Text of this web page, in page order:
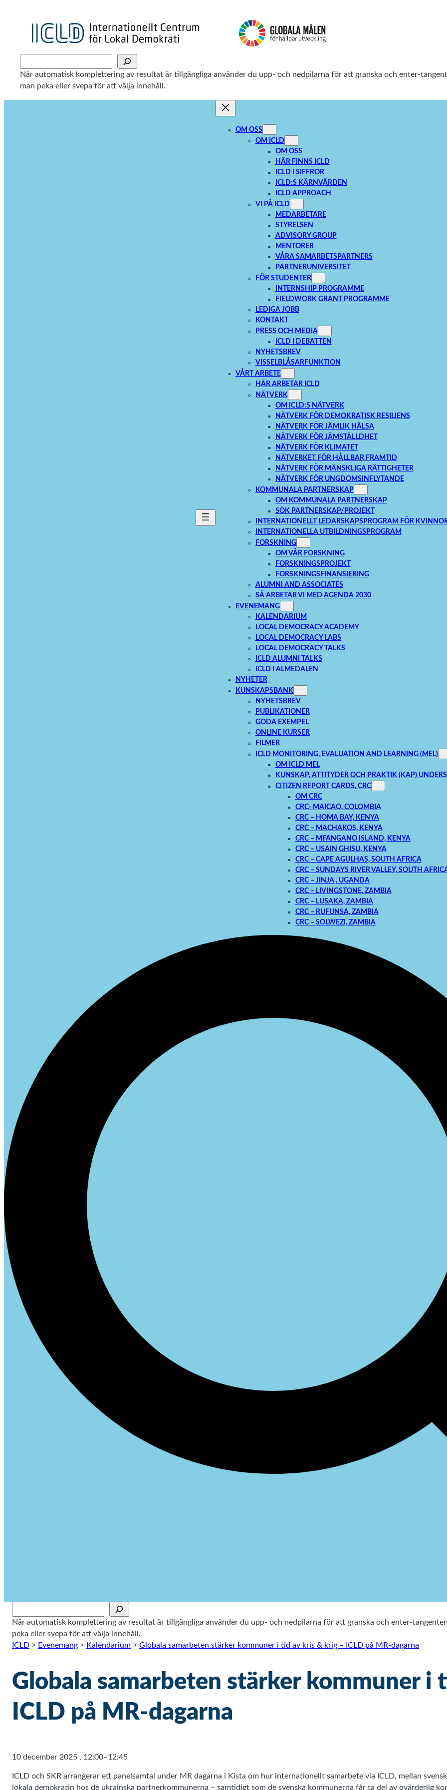
När automatisk komplettering av resultat är tillgängliga använder du upp- och nedpilarna för att granska och enter-
man peka eller svepa för att välja innehåll.
OM OSS
OM ICLD
OM OSS
HÄR FINNS ICLD
ICLD I SIFFROR
ICLD:S KÄRNVÄRDEN
ICLD APPROACH
VI PÅ ICLD
MEDARBETARE
STYRELSEN
ADVISORY GROUP
MENTORER
VÅRA SAMARBETSPARTNERS
PARTNERUNIVERSITET
FÖR STUDENTER
INTERNSHIP PROGRAMME
FIELDWORK GRANT PROGRAMME
LEDIGA JOBB
KONTAKT
PRESS OCH MEDIA
ICLD I DEBATTEN
NYHETSBREV
VISSELBLÅSARFUNKTION
VÅRT ARBETE
HÄR ARBETAR ICLD
NÄTVERK
OM ICLD:S NÄTVERK
NÄTVERK FÖR DEMOKRATISK RESILIENS
NÄTVERK FÖR JÄMLIK HÄLSA
NÄTVERK FÖR JÄMSTÄLLDHET
NÄTVERK FÖR KLIMATET
NÄTVERKET FÖR HÅLLBAR FRAMTID
NÄTVERK FÖR MÄNSKLIGA RÄTTIGHETER
NÄTVERK FÖR UNGDOMSINFLYTANDE
KOMMUNALA PARTNERSKAP
OM KOMMUNALA PARTNERSKAP
SÖK PARTNERSKAP/PROJEKT
INTERNATIONELLT LEDARSKAPSPROGRAM FÖR
INTERNATIONELLA UTBILDNINGSPROGRAM
FORSKNING
OM VÅR FORSKNING
FORSKNINGSPROJEKT
FORSKNINGSFINANSIERING
ALUMNI AND ASSOCIATES
SÅ ARBETAR VI MED AGENDA 2030
EVENEMANG
KALENDARIUM
LOCAL DEMOCRACY ACADEMY
LOCAL DEMOCRACY LABS
LOCAL DEMOCRACY TALKS
ICLD ALUMNI TALKS
ICLD I ALMEDALEN
NYHETER
KUNSKAPSBANK
NYHETSBREV
PUBLIKATIONER
GODA EXEMPEL
ONLINE KURSER
FILMER
ICLD MONITORING, EVALUATION AND LEARNING (MEL)
OM ICLD MEL
KUNSKAP, ATTITYDER OCH PRAKTIK (KAP)
CITIZEN REPORT CARDS, CRC
OM CRC
CRC- MAICAO, COLOMBIA
CRC – HOMA BAY, KENYA
CRC – MACHAKOS, KENYA
CRC – MFANGANO ISLAND, KENYA
CRC – USAIN GHISU, KENYA
CRC – CAPE AGULHAS, SOUTH AFRICA
CRC – SUNDAYS RIVER VALLEY, SOUTH
CRC – JINJA , UGANDA
CRC – LIVINGSTONE, ZAMBIA
CRC – LUSAKA, ZAMBIA
CRC – RUFUNSA, ZAMBIA
CRC – SOLWEZI, ZAMBIA
När automatisk komplettering av resultat är tillgängliga använder du upp- och nedpilarna för att granska och enter-
peka eller svepa för att välja innehåll.
ICLD > Evenemang > Kalendarium > Globala samarbeten stärker kommuner i tid av kris & krig – ICLD på MR-dagarna
Globala samarbeten stärker kommuner i
ICLD på MR-dagarna
10 december 2025 , 12:00–12:45
ICLD och SKR arrangerar ett panelsamtal under MR dagarna i Kista om hur internationellt samarbete via ICLD, mellan
lokala demokratin hos de ukrainska partnerkommunerna – samtidigt som de svenska kommunerna får ta del av ovärderlig